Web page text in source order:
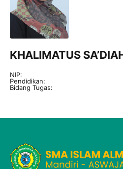
KHALIMATUS
NIP:
Pendidikan:
Bidang Tugas: